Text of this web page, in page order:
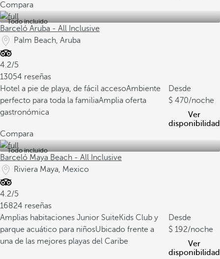
Compara
Todo incluido
Barceló Aruba - All Inclusive
Palm Beach, Aruba
4.2/5
13054 reseñas
Hotel a pie de playa, de fácil accesoAmbiente
perfecto para toda la familiaAmplia oferta
gastronómica
Desde
470/noche
Ver
disponibilidad
Compara
Todo incluido
Barceló Maya Beach - All Inclusive
Riviera Maya, Mexico
4.2/5
16824 reseñas
Amplias habitaciones Junior SuiteKids Club y
parque acuático para niñosUbicado frente a
una de las mejores playas del Caribe
Desde
192/noche
Ver
disponibilidad